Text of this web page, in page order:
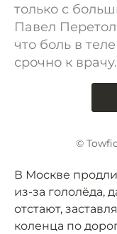
только с
Павел
что боль в
срочно к врачу.
©
В Москве
из-за гололёда,
отстают,
коленца по